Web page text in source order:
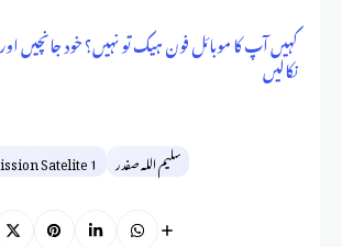
کہیں آپ کا موبائل فون ہیک تو نہیں؟ خود جانچیں
نکالیں
Satelite 1
سلیم اللہ صفدر